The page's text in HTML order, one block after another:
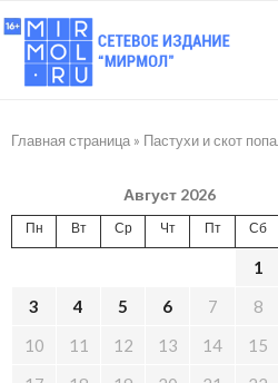
Главная страница » Пастухи и скот
Август 2026
Пн Вт Ср Чт Пт Сб
1
3
4 5 6 7 8
10
11 12 13 14 15